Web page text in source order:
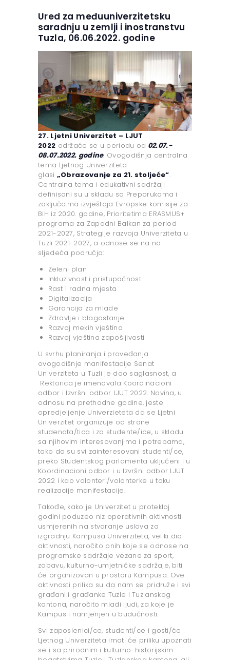
Ured za međuuniverzitetsku
saradnju u zemlji i inostranstvu
Tuzla, 06.06.2022. godine
27. Ljetni Univerzitet – LJUT
2022 održaće se u periodu od 02.07.-
08.07.2022. godine. Ovogodišnja centralna
tema Ljetnog Univerziteta
glasi „Obrazovanje za 21. stoljeće“.
Centralna tema i edukativni sadržaji
definisani su u skladu sa Preporukama i
zaključcima izvještaja Evropske komisije za
BiH iz 2020. godine, Prioritetima ERASMUS+
programa za Zapadni Balkan za period
2021-2027, Strategije razvoja Univerziteta u
Tuzli 2021-2027, a odnose se na na
sljedeća područja:
Zeleni plan
Inkluzivnost i pristupačnost
Rast i radna mjesta
Digitalizacija
Garancija za mlade
Zdravlje i blagostanje
Razvoj mekih vještina
Razvoj vještina zapošljivosti
U svrhu planiranja i proveđanja
ovogodišnje manifestacije Senat
Univerziteta u Tuzli je dao saglasnost, a
Rektorica je imenovala Koordinacioni
odbor i Izvršni odbor LJUT 2022. Novina, u
odnosu na prethodne godine, jeste
opredjeljenje Univerzieteta da se Ljetni
Univerzitet organizuje od strane
studenata/tica i za studente/ice, u skladu
sa njihovim interesovanjima i potrebama,
tako da su svi zainteresovani studenti/ce,
preko Studentskog parlamenta uključeni i u
Koordinacioni odbor i u Izvršni odbor LJUT
2022 i kao volonteri/volonterke u toku
realizacije manifestacije.
Takođe, kako je Univerzitet u protekloj
godini poduzeo niz operativnih aktivnosti
usmjerenih na stvaranje uslova za
izgradnju Kampusa Univerziteta, veliki dio
aktivnosti, naročito onih koje se odnose na
programske sadržaje vezane za sport,
zabavu, kulturno-umjetničke sadržaje, biti
će organizovan u prostoru Kampusa. Ove
aktivnosti prilika su da nam se pridruže i svi
građani i građanke Tuzle i Tuzlanskog
kantona, naročito mladi ljudi, za koje je
Kampus i namjenjen u budućnosti.
Svi zaposlenici/ce, studenti/ce i gosti/će
Ljetnog Univerziteta imati će priliku upoznati
se i sa prirodnim i kulturno-historijskim